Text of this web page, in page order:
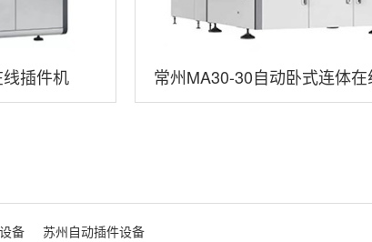
插件机
常州MA30-30自动卧式连体
备 苏州自动插件设备